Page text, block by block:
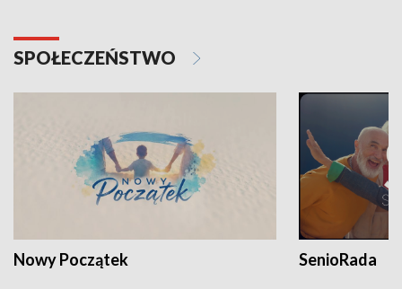
SPOŁECZEŃSTWO
Nowy Początek SenioRada